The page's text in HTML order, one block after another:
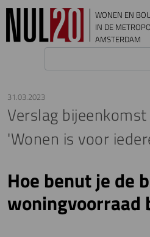
Overslaan en naar de inhoud gaan
WONEN EN
IN DE
AMSTERDAM
31.03.2023
Verslag
'Wonen is voor
Hoe benut je de
woningvoorraad